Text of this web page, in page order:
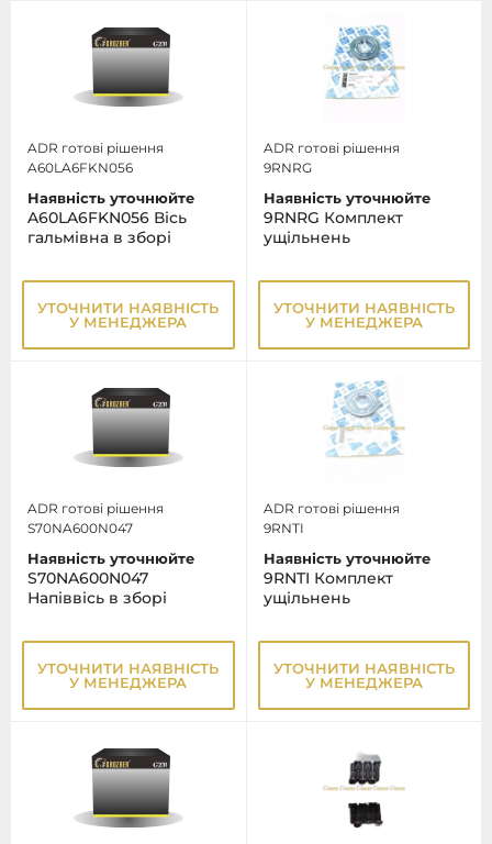
ADR готові рішення
A60LA6FKN056
Наявність уточнюйте
A60LA6FKN056 Вісь
гальмівна в зборі
УТОЧНИТИ НАЯВНІСТЬ
У МЕНЕДЖЕРА
ADR готові рішення
9RNRG
Наявність уточнюйте
9RNRG Комплект
ущільнень
УТОЧНИТИ НАЯВНІСТЬ
У МЕНЕДЖЕРА
ADR готові рішення
S70NA600N047
Наявність уточнюйте
S70NA600N047
Напіввісь в зборі
УТОЧНИТИ НАЯВНІСТЬ
У МЕНЕДЖЕРА
ADR готові рішення
9RNTI
Наявність уточнюйте
9RNTI Комплект
ущільнень
УТОЧНИТИ НАЯВНІСТЬ
У МЕНЕДЖЕРА